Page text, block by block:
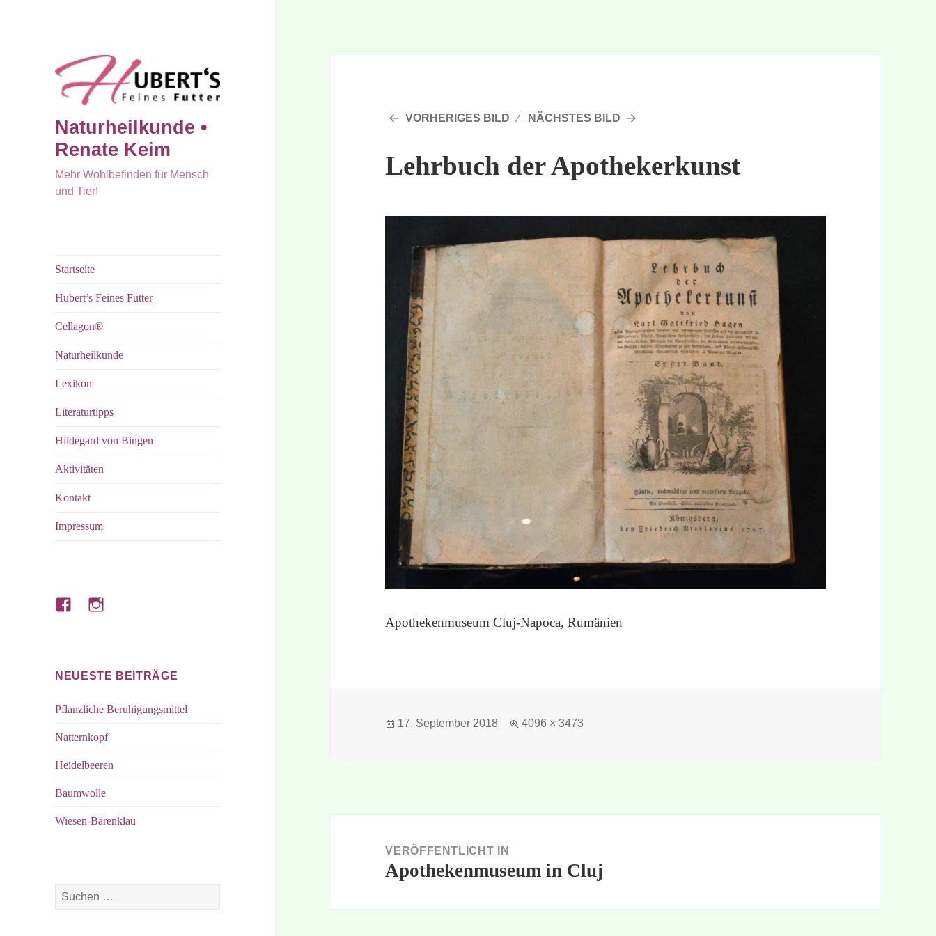
Naturheilkunde •
Renate Keim
Mehr Wohlbefinden für Mensch
und Tier!
Startseite
Hubert’s Feines Futter
Cellagon®
Naturheilkunde
Lexikon
Literaturtipps
Hildegard von Bingen
Aktivitäten
Kontakt
Impressum
Hubert’sHubert’s
NEUESTE BEITRÄGE
Pflanzliche Beruhigungsmittel
Natternkopf
Heidelbeeren
Baumwolle
Wiesen-Bärenklau
Suchen
nach:
VORHERIGES BILD NÄCHSTES BILD
Lehrbuch der Apothekerkunst
Apothekenmuseum Cluj-Napoca, Rumänien
Veröffentlicht
17. September 2018 Originalgröße
4096 × 3473
VERÖFFENTLICHT IN
Apothekenmuseum in Cluj